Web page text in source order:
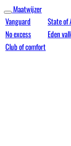
Maatwijzer
Vanguard
State of
No excess
Eden
Club of comfort